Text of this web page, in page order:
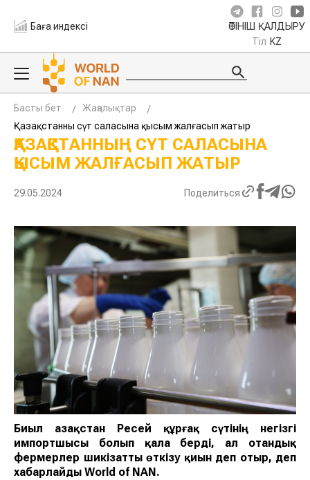
Баға индексі ӨТІНІШ ҚАЛДЫРУ
Тіл KZ
Басты бет
Жаңалықтар
Қазақстанның сүт саласына қысым жалғасып жатыр
ҚАЗАҚСТАННЫҢ СҮТ САЛАСЫНА
ҚЫСЫМ ЖАЛҒАСЫП ЖАТЫР
29.05.2024 Поделиться
Биыл Қазақстан Ресей құрғақ сүтінің негізгі
импортшысы болып қала берді, ал отандық
фермерлер шикізатты өткізу қиын деп отыр, деп
хабарлайды World of NAN.